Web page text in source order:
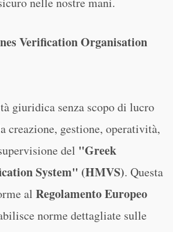
Verification Organisation
giuridica senza scopo di lucro
creazione, gestione, operatività,
del "Greek
System" (HMVS). Questa
al Regolamento Europeo
norme dettagliate sulle